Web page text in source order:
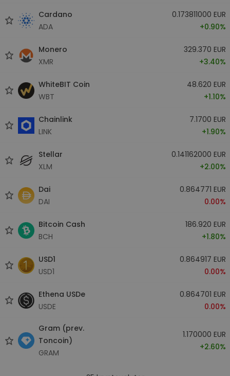
Cardano
ADA
0.173811000 EUR
+0.90%
Monero
XMR
329.370 EUR
+3.40%
WhiteBIT Coin
WBT
48.620 EUR
+1.10%
Chainlink
LINK
7.1700 EUR
+1.90%
Stellar
XLM
0.141162000 EUR
+2.00%
Dai
DAI
0.864771 EUR
0.00%
Bitcoin Cash
BCH
186.920 EUR
+1.80%
USD1
USD1
0.864917 EUR
0.00%
Ethena USDe
USDE
0.864701 EUR
0.00%
Gram (prev.
Toncoin)
GRAM
1.170000 EUR
+2.60%